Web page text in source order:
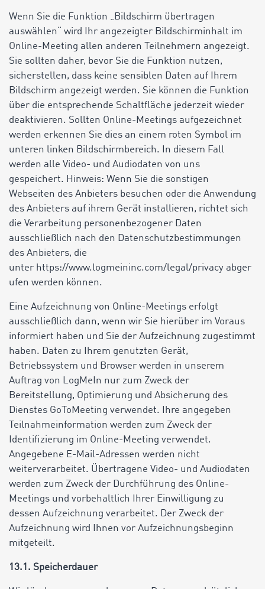
Wenn Sie die Funktion „Bildschirm übertragen
auswählen“ wird Ihr angezeigter Bildschirminhalt im
Online-Meeting allen anderen Teilnehmern angezeigt.
Sie sollten daher, bevor Sie die Funktion nutzen,
sicherstellen, dass keine sensiblen Daten auf Ihrem
Bildschirm angezeigt werden. Sie können die Funktion
über die entsprechende Schaltfläche jederzeit wieder
deaktivieren. Sollten Online-Meetings aufgezeichnet
werden erkennen Sie dies an einem roten Symbol im
unteren linken Bildschirmbereich. In diesem Fall
werden alle Video- und Audiodaten von uns
gespeichert. Hinweis: Wenn Sie die sonstigen
Webseiten des Anbieters besuchen oder die Anwendung
des Anbieters auf ihrem Gerät installieren, richtet sich
die Verarbeitung personenbezogener Daten
ausschließlich nach den Datenschutzbestimmungen
des Anbieters, die
unter https://www.logmeininc.com/legal/privacy abger
ufen werden können.
Eine Aufzeichnung von Online-Meetings erfolgt
ausschließlich dann, wenn wir Sie hierüber im Voraus
informiert haben und Sie der Aufzeichnung zugestimmt
haben. Daten zu Ihrem genutzten Gerät,
Betriebssystem und Browser werden in unserem
Auftrag von LogMeIn nur zum Zweck der
Bereitstellung, Optimierung und Absicherung des
Dienstes GoToMeeting verwendet. Ihre angegeben
Teilnahmeinformation werden zum Zweck der
Identifizierung im Online-Meeting verwendet.
Angegebene E-Mail-Adressen werden nicht
weiterverarbeitet. Übertragene Video- und Audiodaten
werden zum Zweck der Durchführung des Online-
Meetings und vorbehaltlich Ihrer Einwilligung zu
dessen Aufzeichnung verarbeitet. Der Zweck der
Aufzeichnung wird Ihnen vor Aufzeichnungsbeginn
mitgeteilt.
13.1. Speicherdauer